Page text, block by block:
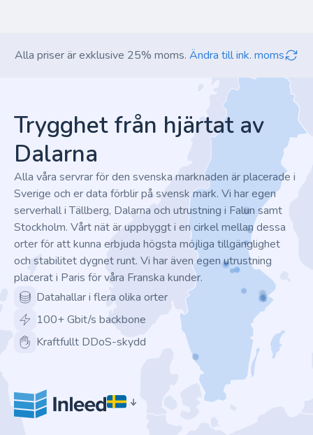
Alla priser är exklusive 25% moms. Ändra till ink. moms
Trygghet från hjärtat av
Dalarna
Alla våra servrar för den svenska marknaden är placerade i
Sverige och er data förblir på svensk mark. Vi har egen
serverhall i Tällberg, Dalarna och utrustning i Falun samt
Stockholm. Vårt nät är uppbyggt i en cirkel mellan dessa
orter för att kunna erbjuda högsta möjliga tillgänglighet
och stabilitet dygnet runt. Vi har även egen utrustning
placerat i Paris för våra Franska kunder.
Datahallar i flera olika orter
100+ Gbit/s backbone
Kraftfullt DDoS-skydd